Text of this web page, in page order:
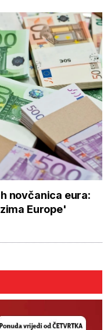
novčanica eura:
Europe'